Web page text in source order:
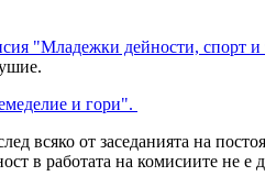
"Младежки дейности, спорт
и гори".
всяко от заседанията на
в работата на комисиите не е